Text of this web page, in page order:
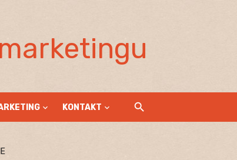
KONTAKT